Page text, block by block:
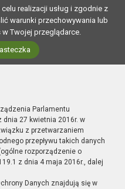
realizacji usług i zgodnie z
warunki przechowywania lub
Twojej przeglądarce.
Parlamentu
dnia 27 kwietnia 2016r. w
z przetwarzaniem
przepływu takich danych
rozporządzenie o
z dnia 4 maja 2016r., dalej
Danych znajdują się w